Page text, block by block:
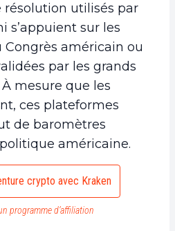
résolution utilisés par
s’appuient sur les
américain ou
par les grands
mesure que les
ces plateformes
de baromètres
américaine.
crypto avec Kraken
programme d’affiliation